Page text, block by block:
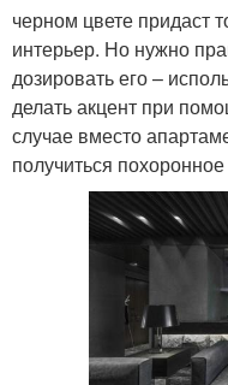
черном цвете придаст
интерьер. Но нужно
дозировать его –
делать акцент при
случае вместо
получиться